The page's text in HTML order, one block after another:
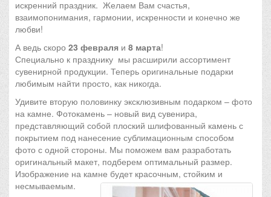
искренний праздник. Желаем Вам счастья,
взаимопонимания, гармонии, искренности и конечно же
любви!
А ведь скоро 23 февраля и 8 марта!
Специально к празднику мы расширили ассортимент
сувенирной продукции. Теперь оригинальные подарки
любимым найти просто, как никогда.
Удивите вторую половинку эксклюзивным подарком – фото
на камне. Фотокамень – новый вид сувенира,
представляющий собой плоский шлифованный камень с
покрытием под нанесение сублимационным способом
фото с одной стороны. Мы поможем вам разработать
оригинальный макет, подберем оптимальный размер.
Изображение на камне будет красочным, стойким и
несмываемым.